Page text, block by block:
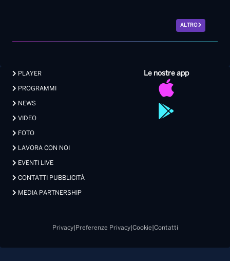
ALTRO
Le nostre app
PLAYER
PROGRAMMI
NEWS
VIDEO
FOTO
LAVORA CON NOI
EVENTI LIVE
CONTATTI PUBBLICITÀ
MEDIA PARTNERSHIP
Privacy| Preferenze Privacy| Cookie Contatti